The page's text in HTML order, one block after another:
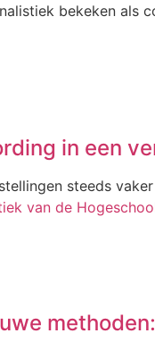
bekeken als
in een
steeds